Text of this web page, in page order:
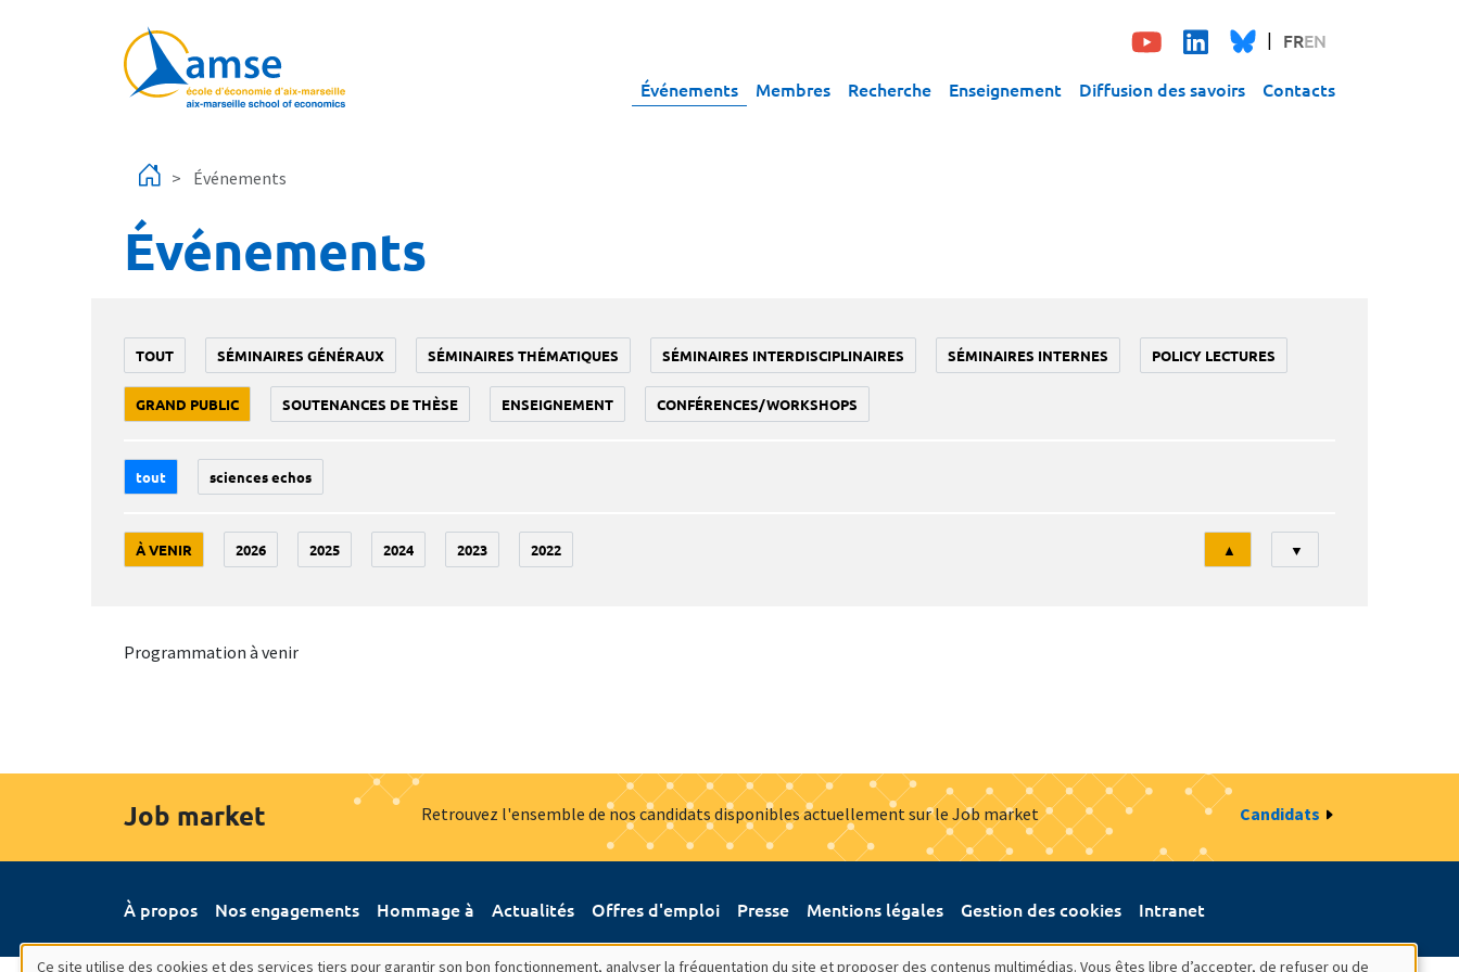
FREN
Événements Membres Recherche Enseignement Diffusion des savoirs Contacts
Événements
Événements
TOUT SÉMINAIRES GÉNÉRAUX SÉMINAIRES THÉMATIQUES SÉMINAIRES INTERDISCIPLINAIRES SÉMINAIRES INTERNES POLICY LECTURES
GRAND PUBLIC SOUTENANCES DE THÈSE ENSEIGNEMENT CONFÉRENCES/WORKSHOPS
tout sciences echos
À VENIR 2026 2025 2024 2023 2022
Tri
▲ ▼
Programmation à venir
Job market Retrouvez l'ensemble de nos candidats disponibles actuellement sur le Job market Candidats
À propos Nos engagements Hommage à Actualités Offres d'emploi Presse Mentions légales Gestion des cookies Intranet
Ce site utilise des cookies et des services tiers pour garantir son bon fonctionnement, analyser la fréquentation du site et proposer des contenus multimédias. Vous êtes libre d’accepter, de refuser ou de